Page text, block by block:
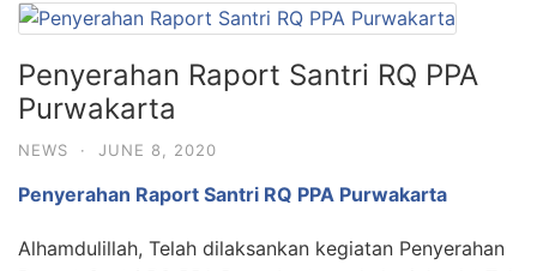
Penyerahan Raport Santri RQ PPA
Purwakarta
NEWS · JUNE 8, 2020
Penyerahan Raport Santri RQ PPA Purwakarta
Alhamdulillah, Telah dilaksankan kegiatan Penyerahan